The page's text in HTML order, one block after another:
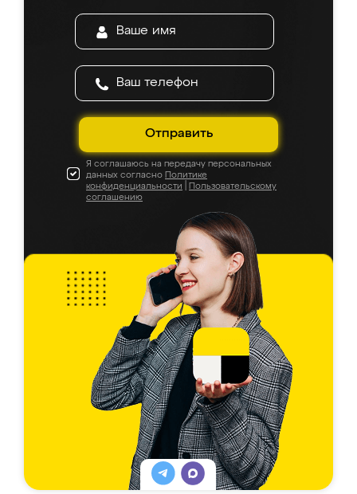
Отправить
Я соглашаюсь на передачу персональных
данных согласно Политике
конфиденциальности
Пользовательскому
соглашению